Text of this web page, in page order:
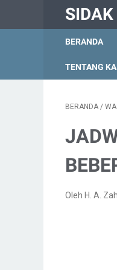
SIDAK
BERANDA
TENTANG
BERANDA /
Oleh H. A.